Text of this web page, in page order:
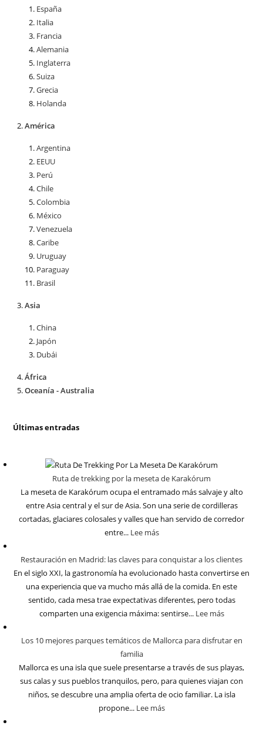
España
Italia
Francia
Alemania
Inglaterra
Suiza
Grecia
Holanda
América
Argentina
EEUU
Perú
Chile
Colombia
México
Venezuela
Caribe
Uruguay
Paraguay
Brasil
Asia
China
Japón
Dubái
África
Oceanía - Australia
Últimas entradas
Ruta de trekking por la meseta de Karakórum
La meseta de Karakórum ocupa el entramado más salvaje y alto
entre Asia central y el sur de Asia. Son una serie de cordilleras
cortadas, glaciares colosales y valles que han servido de corredor
entre... Lee más
Restauración en Madrid: las claves para conquistar a los clientes
En el siglo XXI, la gastronomía ha evolucionado hasta convertirse en
una experiencia que va mucho más allá de la comida. En este
sentido, cada mesa trae expectativas diferentes, pero todas
comparten una exigencia máxima: sentirse... Lee más
Los 10 mejores parques temáticos de Mallorca para disfrutar en
familia
Mallorca es una isla que suele presentarse a través de sus playas,
sus calas y sus pueblos tranquilos, pero, para quienes viajan con
niños, se descubre una amplia oferta de ocio familiar. La isla
propone... Lee más